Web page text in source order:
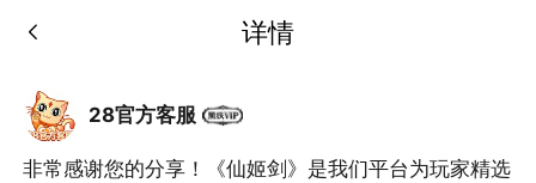
详情
28官方客服
非常感谢您的分享！《仙姬剑》是我们平台为玩家精选